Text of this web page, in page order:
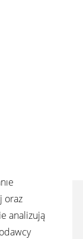
oraz
analizują